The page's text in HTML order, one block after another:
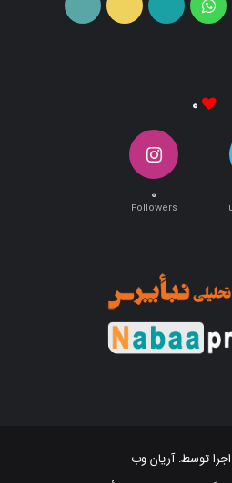
آپ
۰
خبری تحلیلی « نبأپرس » می باشد .